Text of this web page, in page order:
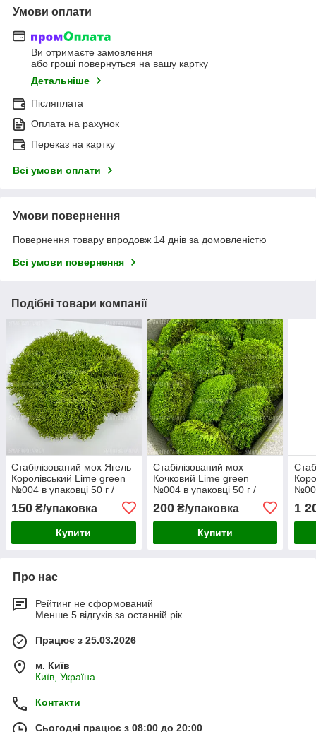
Умови оплати
Ви отримаєте замовлення
або гроші повернуться на вашу картку
Детальніше
Післяплата
Оплата на рахунок
Переказ на картку
Всі умови оплати
Умови повернення
Повернення товару впродовж 14 днів за домовленістю
Всі умови повернення
Подібні товари компанії
Стабілізований мох Ягель
Королівський Lime green
№004 в упаковці 50 г /
150 ₴/упаковка
Купити
Стабілізований мох
Кочковий Lime green
№004 в упаковці 50 г /
200₴/упаковка
Купити
1
Про нас
Рейтинг не сформований
Менше 5 відгуків за останній рік
Працює з 25.03.2026
м. Київ
Київ, Україна
Контакти
Сьогодні працює з 08:00 до 20:00